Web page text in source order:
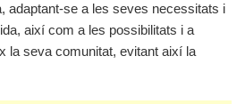
adaptant-se a les seves necessitats i
així com a les possibilitats i a
la seva comunitat, evitant així la